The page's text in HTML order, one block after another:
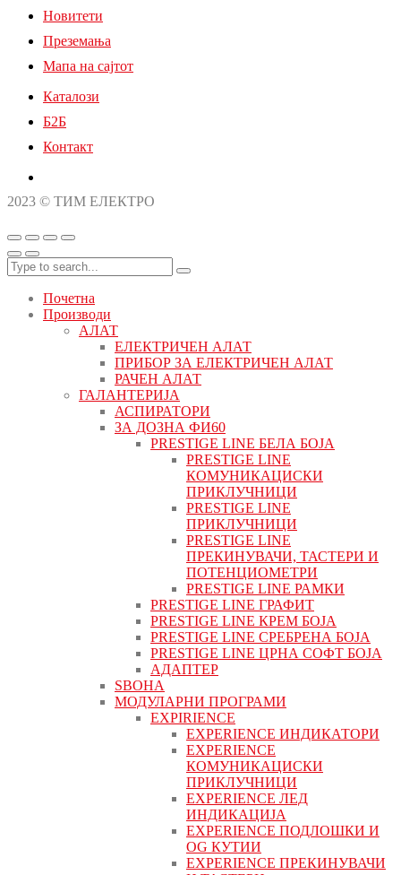
Новитети
Преземања
Мапа на сајтот
Каталози
Б2Б
Контакт
2023 © ТИМ ЕЛЕКТРО
Почетна
Производи
АЛАТ
ЕЛЕКТРИЧЕН АЛАТ
ПРИБОР ЗА ЕЛЕКТРИЧЕН АЛАТ
РАЧЕН АЛАТ
ГАЛАНТЕРИЈА
АСПИРАТОРИ
ЗА ДОЗНА ФИ60
PRESTIGE LINE БЕЛА БОЈА
PRESTIGE LINE
КОМУНИКАЦИСКИ
ПРИКЛУЧНИЦИ
PRESTIGE LINE
ПРИКЛУЧНИЦИ
PRESTIGE LINE
ПРЕКИНУВАЧИ, ТАСТЕРИ И
ПОТЕНЦИОМЕТРИ
PRESTIGE LINE РАМКИ
PRESTIGE LINE ГРАФИТ
PRESTIGE LINE КРЕМ БОЈА
PRESTIGE LINE СРЕБРЕНА БОЈА
PRESTIGE LINE ЦРНА СОФТ БОЈА
АДАПТЕР
ЅВОНА
МОДУЛАРНИ ПРОГРАМИ
EXPIRIENCE
EXPERIENCE ИНДИКАТОРИ
EXPERIENCE
КОМУНИКАЦИСКИ
ПРИКЛУЧНИЦИ
EXPERIENCE ЛЕД
ИНДИКАЦИЈА
EXPERIENCE ПОДЛОШКИ И
OG КУТИИ
EXPERIENCE ПРЕКИНУВАЧИ